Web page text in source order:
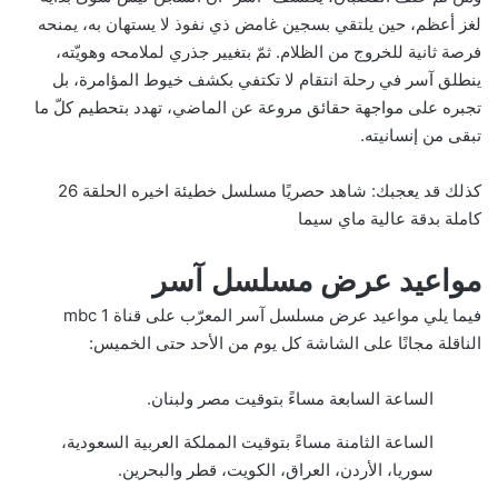
لغز أعظم، حين يلتقي بسجين غامض ذي نفوذ لا يستهان به، يمنحه
فرصة ثانية للخروج من الظلام. ثمّ بتغيير جذري لملامحه وهويّته،
ينطلق آسر في رحلة انتقام لا تكتفي بكشف خيوط المؤامرة، بل
تجبره على مواجهة حقائق مروعة عن الماضي، تهدد بتحطيم كلّ ما
تبقى من إنسانيته.
كذلك قد يعجبك:
شاهد حصريًا مسلسل خطيئة اخيره الحلقة 26
كاملة بدقة عالية ماي سيما
مواعيد عرض مسلسل آسر
فيما يلي مواعيد عرض مسلسل آسر المعرّب على قناة mbc 1
الناقلة مجانًا على الشاشة كل يوم من الأحد حتى الخميس:
الساعة السابعة مساءً بتوقيت مصر ولبنان.
الساعة الثامنة مساءً بتوقيت المملكة العربية السعودية،
سوريا، الأردن، العراق، الكويت، قطر والبحرين.